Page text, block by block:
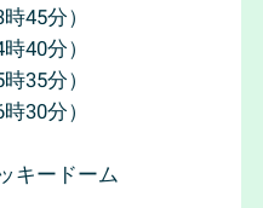
分）
分）
分）
分）
キードーム